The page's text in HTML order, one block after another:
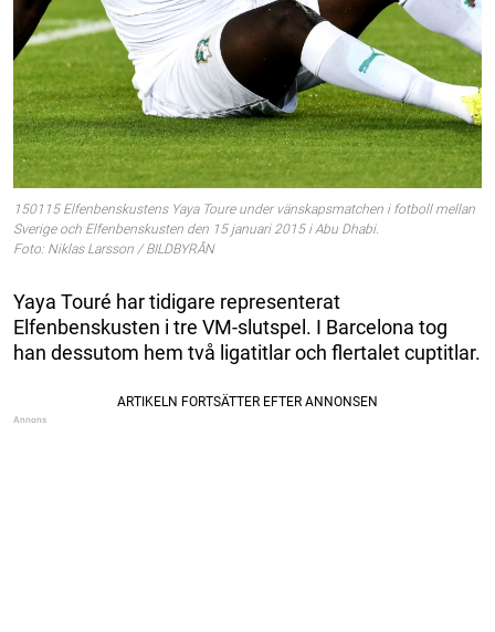
150115 Elfenbenskustens Yaya Toure under vänskapsmatchen i fotboll mellan
Sverige och Elfenbenskusten den 15 januari 2015 i Abu Dhabi.
Foto: Niklas Larsson / BILDBYRÅN
Yaya Touré har tidigare representerat
Elfenbenskusten i tre VM-slutspel. I Barcelona tog
han dessutom hem två ligatitlar och flertalet cuptitlar.